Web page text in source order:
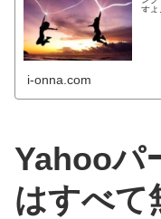
すよ♪ どの恋活・婚活サイトがいいのか違いもわ
i-onna.com
Yahooパ
はすべて